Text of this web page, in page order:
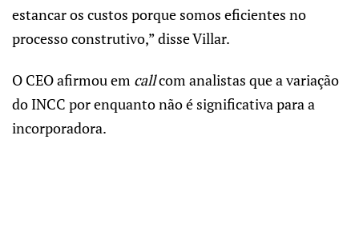
estancar os custos porque somos eficientes no
processo construtivo,” disse Villar.
O CEO afirmou em callcom analistas que a variação
do INCC por enquanto não é significativa para a
incorporadora.